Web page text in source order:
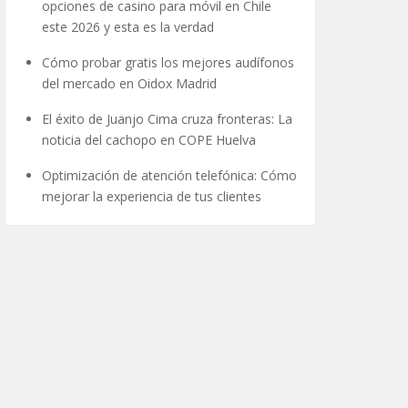
opciones de casino para móvil en Chile
este 2026 y esta es la verdad
Cómo probar gratis los mejores audífonos
del mercado en Oidox Madrid
El éxito de Juanjo Cima cruza fronteras: La
noticia del cachopo en COPE Huelva
Optimización de atención telefónica: Cómo
mejorar la experiencia de tus clientes